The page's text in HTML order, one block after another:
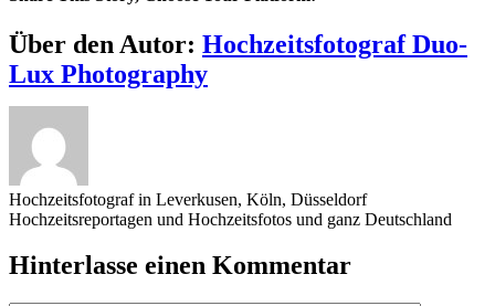
Sharing_facebook
Sharing_twitter
Sharing_reddit
Über den Autor: Hochzeitsfotograf Duo-
Lux Photography
Hochzeitsfotograf in Leverkusen, Köln, Düsseldorf
Hochzeitsreportagen und Hochzeitsfotos und ganz Deutschland
Hinterlasse einen Kommentar